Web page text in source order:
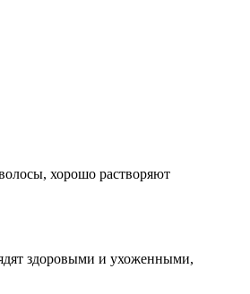
хорошо растворяют
здоровыми и ухоженными,